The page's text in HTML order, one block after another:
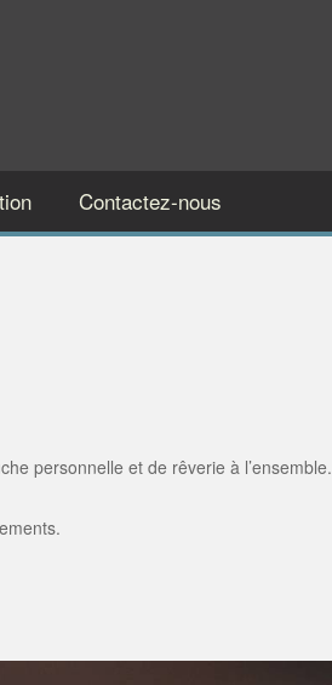
Contactez-nous
personnelle et de rêverie à l’ensemble.